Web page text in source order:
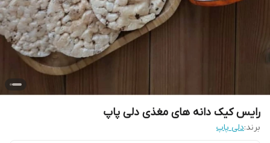
رایس کیک دانه های مغذی دلی پاپ
برند:دلی پاپ